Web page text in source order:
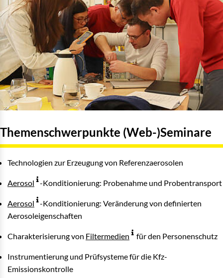
Themenschwerpunkte (Web-)Seminare
Technologien zur Erzeugung von Referenzaerosolen
Aerosol -Konditionierung: Probenahme und Probentransport
Aerosol
-Konditionierung: Veränderung von definierten
Aerosoleigenschaften
Charakterisierung von Filtermedien für den Personenschutz
Instrumentierung und Prüfsysteme für die Kfz-
Emissionskontrolle